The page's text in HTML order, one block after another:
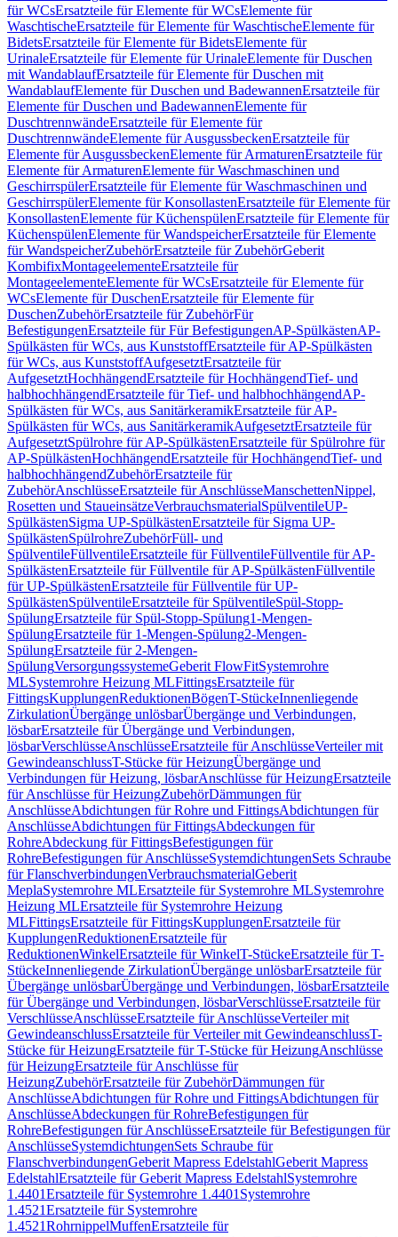
für WCsErsatzteile für Elemente für WCsElemente für
WaschtischeErsatzteile für Elemente für WaschtischeElemente für
BidetsErsatzteile für Elemente für BidetsElemente für
UrinaleErsatzteile für Elemente für UrinaleElemente für Duschen
mit WandablaufErsatzteile für Elemente für Duschen mit
WandablaufElemente für Duschen und BadewannenErsatzteile für
Elemente für Duschen und BadewannenElemente für
DuschtrennwändeErsatzteile für Elemente für
DuschtrennwändeElemente für AusgussbeckenErsatzteile für
Elemente für AusgussbeckenElemente für ArmaturenErsatzteile für
Elemente für ArmaturenElemente für Waschmaschinen und
GeschirrspülerErsatzteile für Elemente für Waschmaschinen und
GeschirrspülerElemente für KonsollastenErsatzteile für Elemente für
KonsollastenElemente für KüchenspülenErsatzteile für Elemente für
KüchenspülenElemente für WandspeicherErsatzteile für Elemente
für WandspeicherZubehörErsatzteile für ZubehörGeberit
KombifixMontageelementeErsatzteile für
MontageelementeElemente für WCsErsatzteile für Elemente für
WCsElemente für DuschenErsatzteile für Elemente für
DuschenZubehörErsatzteile für ZubehörFür
BefestigungenErsatzteile für Für BefestigungenAP-SpülkästenAP-
Spülkästen für WCs, aus KunststoffErsatzteile für AP-Spülkästen
für WCs, aus KunststoffAufgesetztErsatzteile für
AufgesetztHochhängendErsatzteile für HochhängendTief- und
halbhochhängendErsatzteile für Tief- und halbhochhängendAP-
Spülkästen für WCs, aus SanitärkeramikErsatzteile für AP-
Spülkästen für WCs, aus SanitärkeramikAufgesetztErsatzteile für
AufgesetztSpülrohre für AP-SpülkästenErsatzteile für Spülrohre für
AP-SpülkästenHochhängendErsatzteile für HochhängendTief- und
halbhochhängendZubehörErsatzteile für
ZubehörAnschlüsseErsatzteile für AnschlüsseManschettenNippel,
Rosetten und StaueinsätzeVerbrauchsmaterialSpülventileUP-
SpülkästenSigma UP-SpülkästenErsatzteile für Sigma UP-
SpülkästenSpülrohreZubehörFüll- und
SpülventileFüllventileErsatzteile für FüllventileFüllventile für AP-
SpülkästenErsatzteile für Füllventile für AP-SpülkästenFüllventile
für UP-SpülkästenErsatzteile für Füllventile für UP-
SpülkästenSpülventileErsatzteile für SpülventileSpül-Stopp-
SpülungErsatzteile für Spül-Stopp-Spülung1-Mengen-
SpülungErsatzteile für 1-Mengen-Spülung2-Mengen-
SpülungErsatzteile für 2-Mengen-
SpülungVersorgungssystemeGeberit FlowFitSystemrohre
MLSystemrohre Heizung MLFittingsErsatzteile für
FittingsKupplungenReduktionenBögenT-StückeInnenliegende
ZirkulationÜbergänge unlösbarÜbergänge und Verbindungen,
lösbarErsatzteile für Übergänge und Verbindungen,
lösbarVerschlüsseAnschlüsseErsatzteile für AnschlüsseVerteiler mit
GewindeanschlussT-Stücke für HeizungÜbergänge und
Verbindungen für Heizung, lösbarAnschlüsse für HeizungErsatzteile
für Anschlüsse für HeizungZubehörDämmungen für
AnschlüsseAbdichtungen für Rohre und FittingsAbdichtungen für
AnschlüsseAbdichtungen für FittingsAbdeckungen für
RohreAbdeckung für FittingsBefestigungen für
RohreBefestigungen für AnschlüsseSystemdichtungenSets Schraube
für FlanschverbindungenVerbrauchsmaterialGeberit
MeplaSystemrohre MLErsatzteile für Systemrohre MLSystemrohre
Heizung MLErsatzteile für Systemrohre Heizung
MLFittingsErsatzteile für FittingsKupplungenErsatzteile für
KupplungenReduktionenErsatzteile für
ReduktionenWinkelErsatzteile für WinkelT-StückeErsatzteile für T-
StückeInnenliegende ZirkulationÜbergänge unlösbarErsatzteile für
Übergänge unlösbarÜbergänge und Verbindungen, lösbarErsatzteile
für Übergänge und Verbindungen, lösbarVerschlüsseErsatzteile für
VerschlüsseAnschlüsseErsatzteile für AnschlüsseVerteiler mit
GewindeanschlussErsatzteile für Verteiler mit GewindeanschlussT-
Stücke für HeizungErsatzteile für T-Stücke für HeizungAnschlüsse
für HeizungErsatzteile für Anschlüsse für
HeizungZubehörErsatzteile für ZubehörDämmungen für
AnschlüsseAbdichtungen für Rohre und FittingsAbdichtungen für
AnschlüsseAbdeckungen für RohreBefestigungen für
RohreBefestigungen für AnschlüsseErsatzteile für Befestigungen für
AnschlüsseSystemdichtungenSets Schraube für
FlanschverbindungenGeberit Mapress EdelstahlGeberit Mapress
EdelstahlErsatzteile für Geberit Mapress EdelstahlSystemrohre
1.4401Ersatzteile für Systemrohre 1.4401 Systemrohre
1.4521Ersatzteile für Systemrohre
1.4521RohrnippelMuffenErsatzteile für